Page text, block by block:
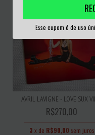
Esse cupom é de uso
AVRIL LAVIGNE - LOVE SUX
R$270,00
3 x de R$90,00 sem juros